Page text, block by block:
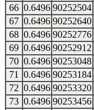
66 0.6496 90252504
67 0.6496 90252640
68 0.6496 90252776
69 0.6496 90252912
70 0.6496 90253048
71
0.6496 90253184
72 0.6496 90253320
73 0.6496 90253456